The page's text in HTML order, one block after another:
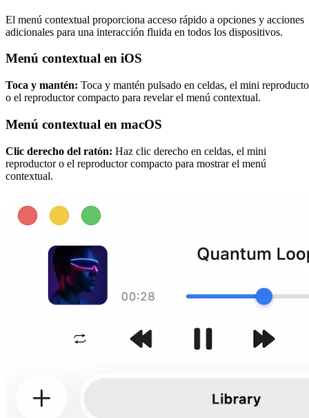
El menú contextual proporciona acceso rápido a opciones y acciones
adicionales para una interacción fluida en todos los dispositivos.
Menú contextual en iOS
Toca y mantén: Toca y mantén pulsado en celdas, el mini
o el reproductor compacto para revelar el menú contextual.
Menú contextual en macOS
Clic derecho del ratón: Haz clic derecho en celdas, el mini
reproductor o el reproductor compacto para mostrar el menú
contextual.